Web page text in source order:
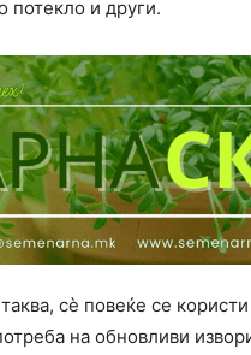
потекло и други.
сè повеќе се
на обновливи